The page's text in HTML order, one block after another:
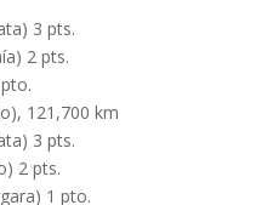
3 pts.
2 pts.
121,700 km
3 pts.
2 pts.
1 pto.